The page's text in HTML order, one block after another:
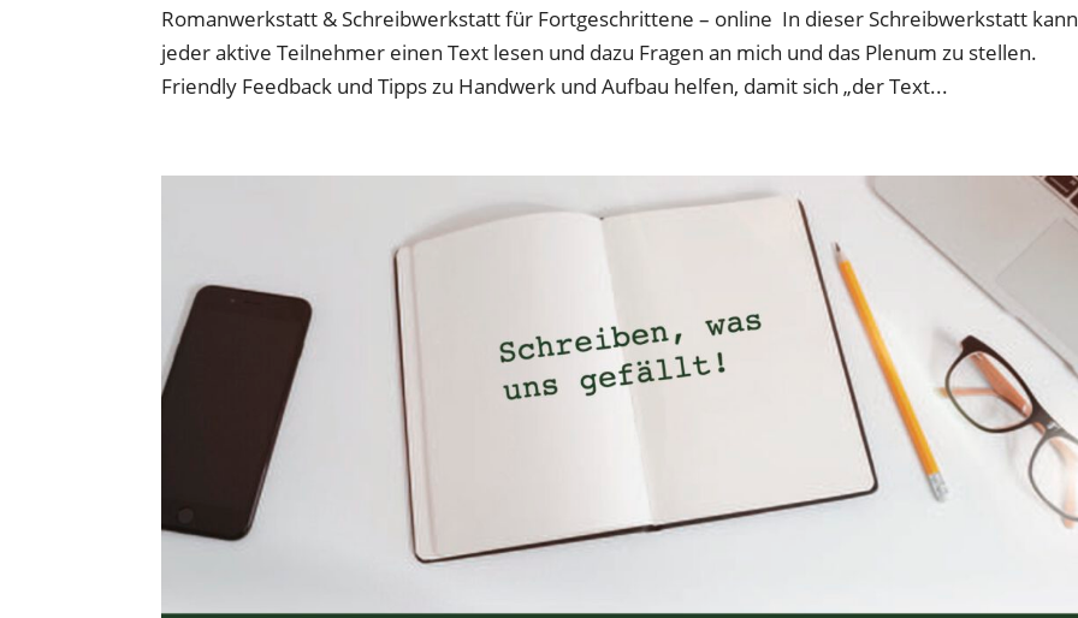
Romanwerkstatt & Schreibwerkstatt für Fortgeschrittene – online In dieser Schreibwerkstatt kann
jeder aktive Teilnehmer einen Text lesen und dazu Fragen an mich und das Plenum zu stellen.
Friendly Feedback und Tipps zu Handwerk und Aufbau helfen, damit sich „der Text...